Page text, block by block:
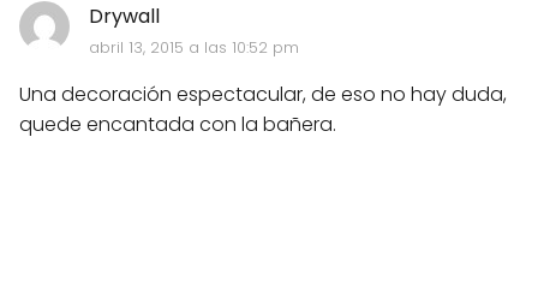
Drywall
abril 13, 2015 a las 10:52 pm
Una decoración espectacular, de eso no hay duda,
quede encantada con la bañera.